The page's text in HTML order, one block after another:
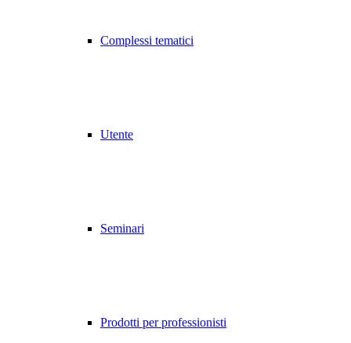
Complessi tematici
Utente
Seminari
Prodotti per professionisti